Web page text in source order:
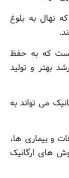
نهال به بلوغ
که به حفظ
بهتر و تولید
می تواند به
و بیماری ها،
های ارگانیک